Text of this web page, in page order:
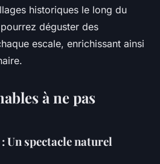
historiques le long du
déguster des
escale, enrichissant ainsi
à ne pas
Un spectacle naturel